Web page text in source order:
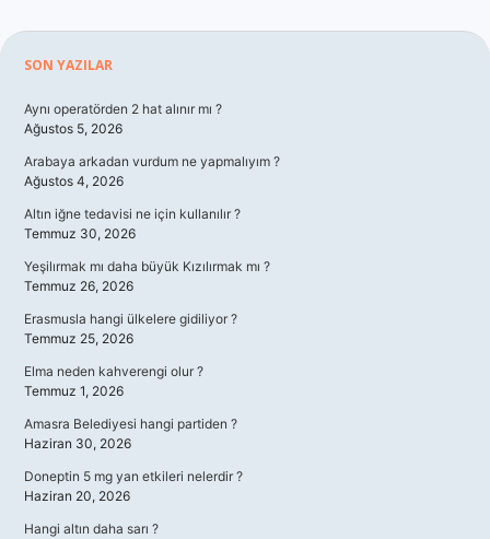
Sidebar
SON YAZILAR
Aynı operatörden 2 hat alınır mı ?
Ağustos 5, 2026
Arabaya arkadan vurdum ne yapmalıyım ?
Ağustos 4, 2026
Altın iğne tedavisi ne için kullanılır ?
Temmuz 30, 2026
Yeşilırmak mı daha büyük Kızılırmak mı ?
Temmuz 26, 2026
Erasmusla hangi ülkelere gidiliyor ?
Temmuz 25, 2026
Elma neden kahverengi olur ?
Temmuz 1, 2026
Amasra Belediyesi hangi partiden ?
Haziran 30, 2026
Doneptin 5 mg yan etkileri nelerdir ?
Haziran 20, 2026
Hangi altın daha sarı ?